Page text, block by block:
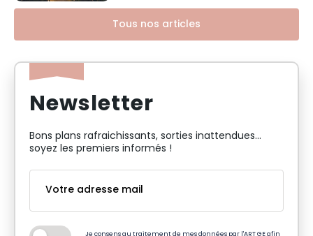
Tous nos articles
Newsletter
Bons plans rafraichissants, sorties inattendues…
soyez les premiers informés !